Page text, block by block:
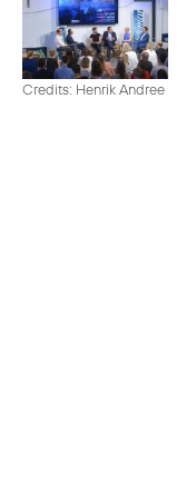
Credits: Henrik Andree